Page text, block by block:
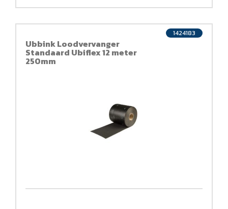
Ubbink Loodvervanger
Standaard Ubiflex 12 meter
250mm
1424183